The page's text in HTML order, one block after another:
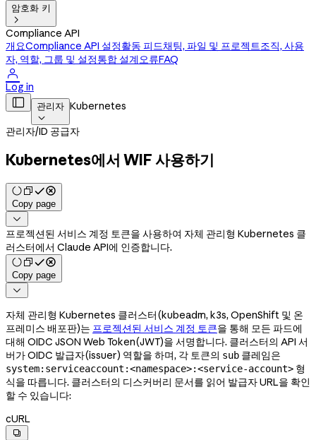
암호화 키

Compliance API
개요Compliance API 설정활동 피드채팅, 파일 및 프로젝트조직, 사용
자, 역할, 그룹 및 설정통합 설계오류FAQ

Log in
 관리자

Kubernetes
관리자/ID 공급자
Kubernetes에서 WIF 사용하기
Copy page

프로젝션된 서비스 계정 토큰을 사용하여 자체 관리형 Kubernetes 클
러스터에서 Claude API에 인증합니다.
Copy page

자체 관리형 Kubernetes 클러스터(kubeadm, k3s, OpenShift 및 온
프레미스 배포판)는 프로젝션된 서비스 계정 토큰을 통해 모든 파드에
대해 OIDC JSON Web Token(JWT)을 서명합니다. 클러스터의 API 서
버가 OIDC 발급자(issuer) 역할을 하며, 각 토큰의 sub 클레임은
system:serviceaccount:<namespace>:<service-account> 형
식을 따릅니다. 클러스터의 디스커버리 문서를 읽어 발급자 URL을 확인
할 수 있습니다:
cURL
